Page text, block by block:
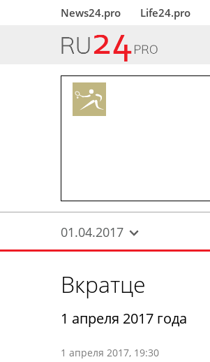
News24.pro Life24.pro
01.04.2017
Вкратце
1 апреля 2017 года
1 апреля 2017, 19:30